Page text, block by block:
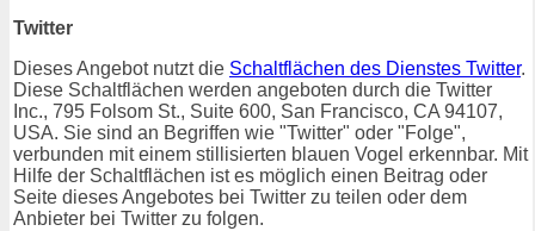
Twitter
Dieses Angebot nutzt die Schaltflächen des Dienstes Twitter.
Diese Schaltflächen werden angeboten durch die Twitter
Inc., 795 Folsom St., Suite 600, San Francisco, CA 94107,
USA. Sie sind an Begriffen wie "Twitter" oder "Folge",
verbunden mit einem stillisierten blauen Vogel erkennbar. Mit
Hilfe der Schaltflächen ist es möglich einen Beitrag oder
Seite dieses Angebotes bei Twitter zu teilen oder dem
Anbieter bei Twitter zu folgen.